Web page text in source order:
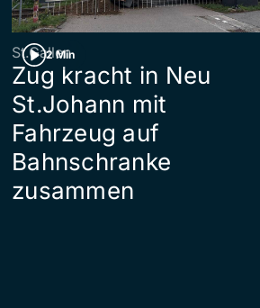
2 Min
St.Gallen
Zug kracht in Neu
St.Johann mit
Fahrzeug auf
Bahnschranke
zusammen